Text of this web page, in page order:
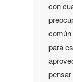
con
para